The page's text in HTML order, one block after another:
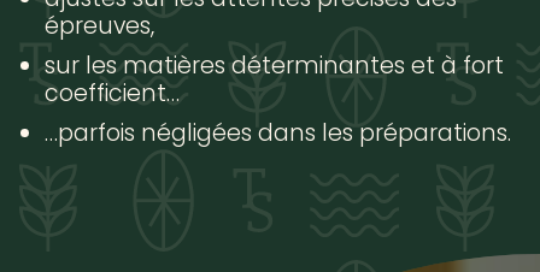
épreuves,
sur les matières déterminantes et à fort
coefficient…
…parfois négligées dans les préparations.